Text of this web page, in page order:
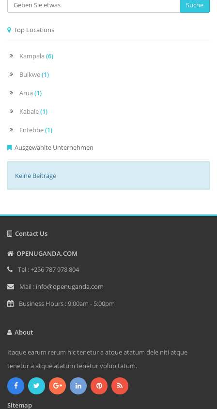
Suche
Top Locations
Kampala (6)
Buikwe(1)
Arua (1)
Kabale(1)
Entebbe(1)
Ausgewählte Unternehmen
Keine Beiträge
Contact Us
OPENUGANDA.COM
Tel : +256 787 978 804
Mail : info@openuganda.com
Business Hours : 9:00am - 5:00pm
About
Itaque earum rerum hic tenetur a atque atatum dele niti atque
tenetur a atque atatum tenetur volup tatum.
Sitemap